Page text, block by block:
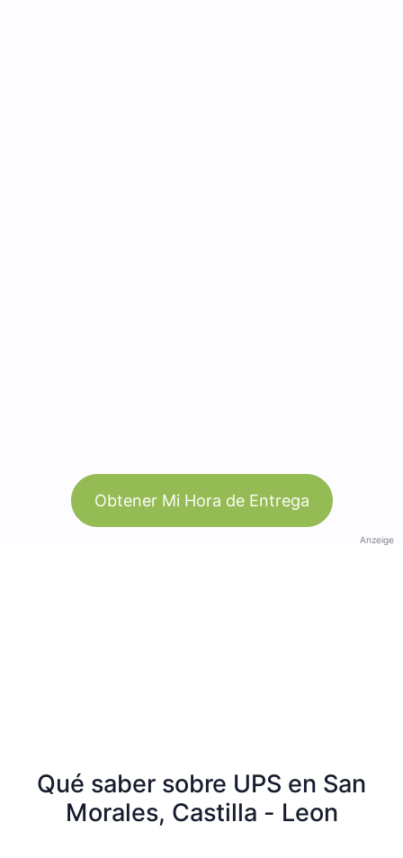
Obtener Mi Hora de Entrega
Anzeige
Qué saber sobre UPS en San
Morales, Castilla - Leon